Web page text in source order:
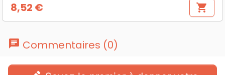
Prix
8,52 € shopping_cart
chat Commentaires (0)